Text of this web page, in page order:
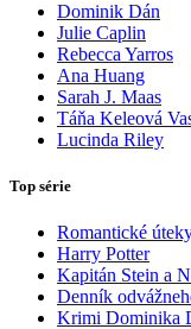
Dominik Dán
Julie Caplin
Rebecca Yarros
Ana Huang
Sarah J. Maas
Táňa Keleová
Lucinda Riley
Top série
Romantické
Harry Potter
Kapitán Stein a
Denník
Krimi Dominika